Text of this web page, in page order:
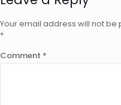
Your email address will not be
*
Comment *